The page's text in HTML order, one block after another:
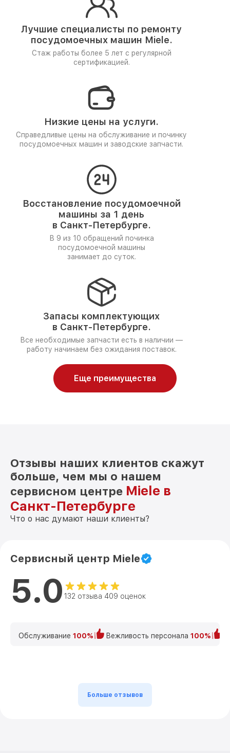
Лучшие специалисты по ремонту
посудомоечных машин Miele.
Стаж работы более 5 лет с регулярной
сертификацией.
Низкие цены на услуги.
Справедливые цены на обслуживание и починку
посудомоечных машин и заводские запчасти.
Восстановление посудомоечной
машины за 1 день
в Санкт-Петербурге.
В 9 из 10 обращений починка
посудомоечной машины
занимает до суток.
Запасы комплектующих
в Санкт-Петербурге.
Все необходимые запчасти есть в наличии —
работу начинаем без ожидания поставок.
Еще преимущества
Отзывы наших клиентов скажут
больше, чем мы о нашем
сервисном центре Miele в
Санкт-Петербурге
Что о нас думают наши клиенты?
Сервисный центр Miele
5.0 132 отзыва 409 оценок
Обслуживание 100% Вежливость персонала 100%
Больше отзывов